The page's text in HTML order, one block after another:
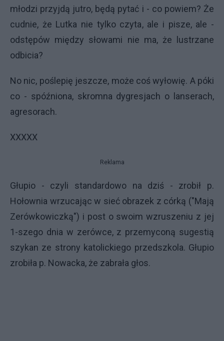
młodzi przyjdą jutro, będą pytać i - co powiem? Że
cudnie, że Lutka nie tylko czyta, ale i pisze, ale -
odstępów między słowami nie ma, że lustrzane
odbicia?
No nic, poślepię jeszcze, może coś wyłowię. A póki
co - spóźniona, skromna dygresjach o lanserach,
agresorach.
XXXXX
Reklama
Głupio - czyli standardowo na dziś - zrobił p.
Hołownia wrzucając w sieć obrazek z córką ("Mają
Zerówkowiczką") i post o swoim wzruszeniu z jej
1-szego dnia w zerówce, z przemyconą sugestią
szykan ze strony katolickiego przedszkola. Głupio
zrobiła p. Nowacka, że zabrała głos.